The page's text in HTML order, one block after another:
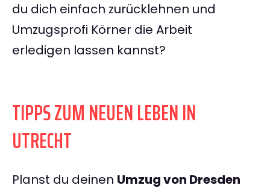
du dich einfach zurücklehnen und
Umzugsprofi Körner die Arbeit
erledigen lassen kannst?
TIPPS ZUM NEUEN LEBEN IN
UTRECHT
Planst du deinen Umzug von Dresden